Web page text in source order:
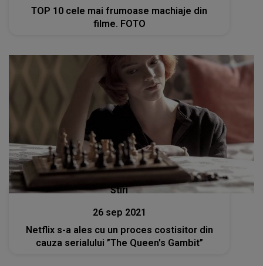
TOP 10 cele mai frumoase machiaje din
filme. FOTO
Stiri
26 sep 2021
Netflix s-a ales cu un proces costisitor din
cauza serialului ”The Queen's Gambit”